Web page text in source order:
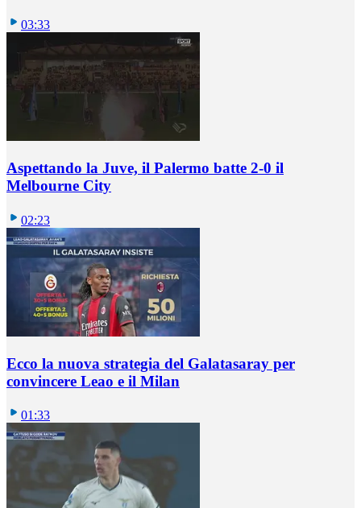
03:33
Aspettando la Juve, il Palermo batte 2-0 il
Melbourne City
02:23
Ecco la nuova strategia del Galatasaray per
convincere Leao e il Milan
01:33